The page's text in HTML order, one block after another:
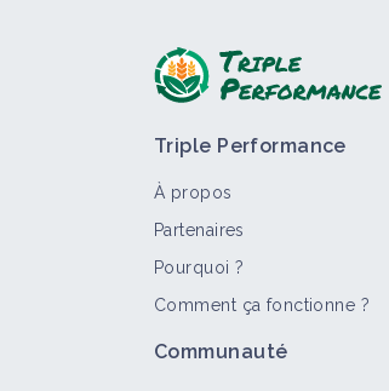
Triple Performance
À propos
Partenaires
Pourquoi ?
Comment ça fonctionne ?
Communauté